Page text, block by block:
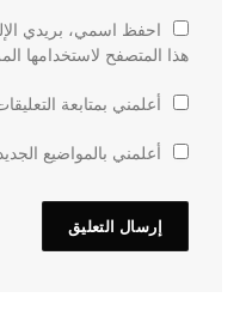
احفظ اسمي، بريدي
هذا المتصفح لاستخدامها
أعلمني بمتابعة
أعلمني بالمواضيع